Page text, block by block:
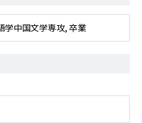
学中国文学専攻, 卒業